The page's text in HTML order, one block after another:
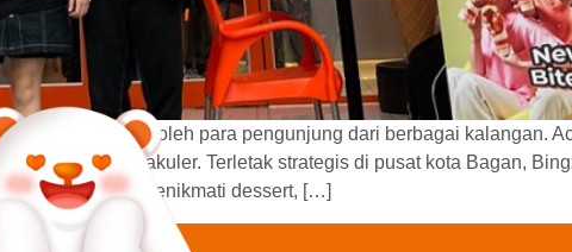
meriah oleh para pengunjung dari berbagai kalangan.
yang spektakuler. Terletak strategis di pusat kota Bagan,
bersantai, menikmati dessert, […]